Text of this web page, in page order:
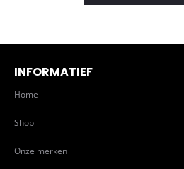
INFORMATIEF
Home
Shop
Onze merken